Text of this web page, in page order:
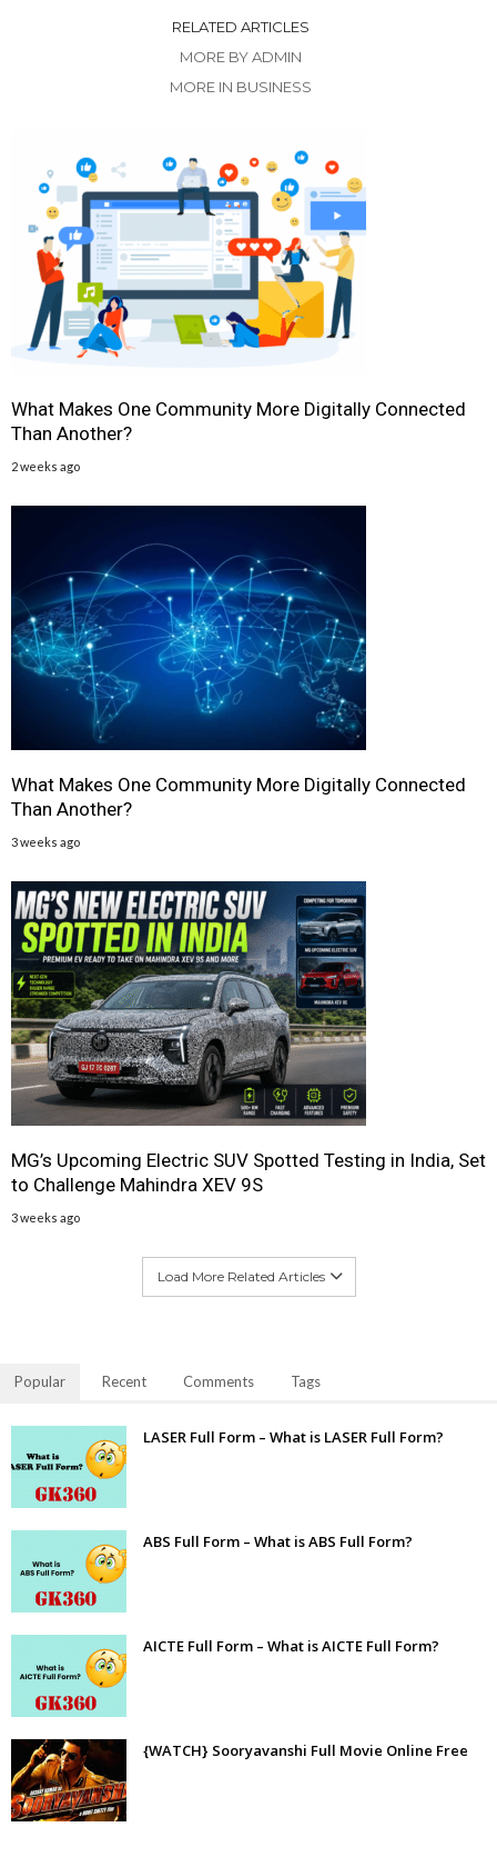
RELATED ARTICLES
MORE BY ADMIN
MORE IN BUSINESS
What Makes One Community More Digitally Connected
Than Another?
2 weeks ago
What Makes One Community More Digitally Connected
Than Another?
3 weeks ago
MG’s Upcoming Electric SUV Spotted Testing in India, Set
to Challenge Mahindra XEV 9S
3 weeks ago
Load More Related Articles
Popular Recent Comments Tags
LASER Full Form – What is LASER Full Form?
ABS Full Form – What is ABS Full Form?
AICTE Full Form – What is AICTE Full Form?
{WATCH} Sooryavanshi Full Movie Online Free